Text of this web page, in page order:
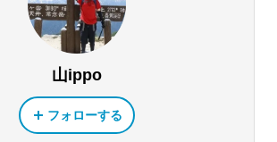
山ippo
フォローする